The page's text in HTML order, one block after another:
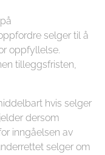
selger til å
oppfyllelse.
tilleggsfristen,
hvis selger
dersom
inngåelsen av
selger om